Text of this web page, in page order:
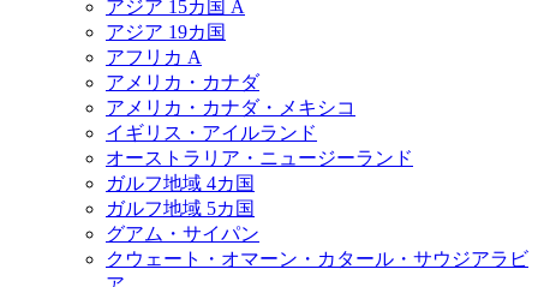
アジア 15カ国 A
アジア 19カ国
アフリカ A
アメリカ・カナダ
アメリカ・カナダ・メキシコ
イギリス・アイルランド
オーストラリア・ニュージーランド
ガルフ地域 4カ国
ガルフ地域 5カ国
グアム・サイパン
クウェート・オマーン・カタール・サウジアラビ